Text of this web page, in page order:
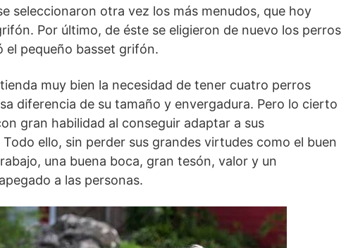
selec­cionaron otra vez los más menudos, que hoy
Por último, de éste se eligieron de nuevo los perros
el pequeño basset grifón.
muy bien la necesidad de tener cuatro perros
diferencia de su tamaño y envergadura. Pero lo cierto
gran habilidad al conseguir adaptar a sus
ello, sin perder sus gran­des virtudes como el buen
una buena boca, gran tesón, valor y un
a las personas.